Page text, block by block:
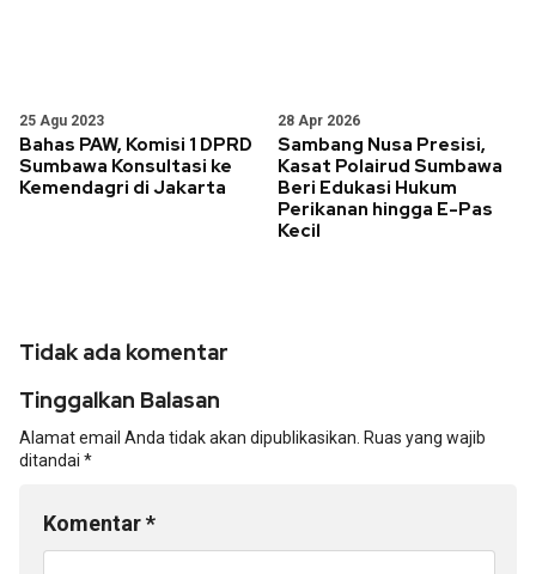
25 Agu 2023
Bahas PAW, Komisi 1 DPRD
Sumbawa Konsultasi ke
Kemendagri di Jakarta
28 Apr 2026
Sambang Nusa Presisi,
Kasat Polairud Sumbawa
Beri Edukasi Hukum
Perikanan hingga E-Pas
Kecil
Tidak ada komentar
Tinggalkan Balasan
Alamat email Anda tidak akan dipublikasikan. Ruas yang wajib
ditandai *
Komentar*